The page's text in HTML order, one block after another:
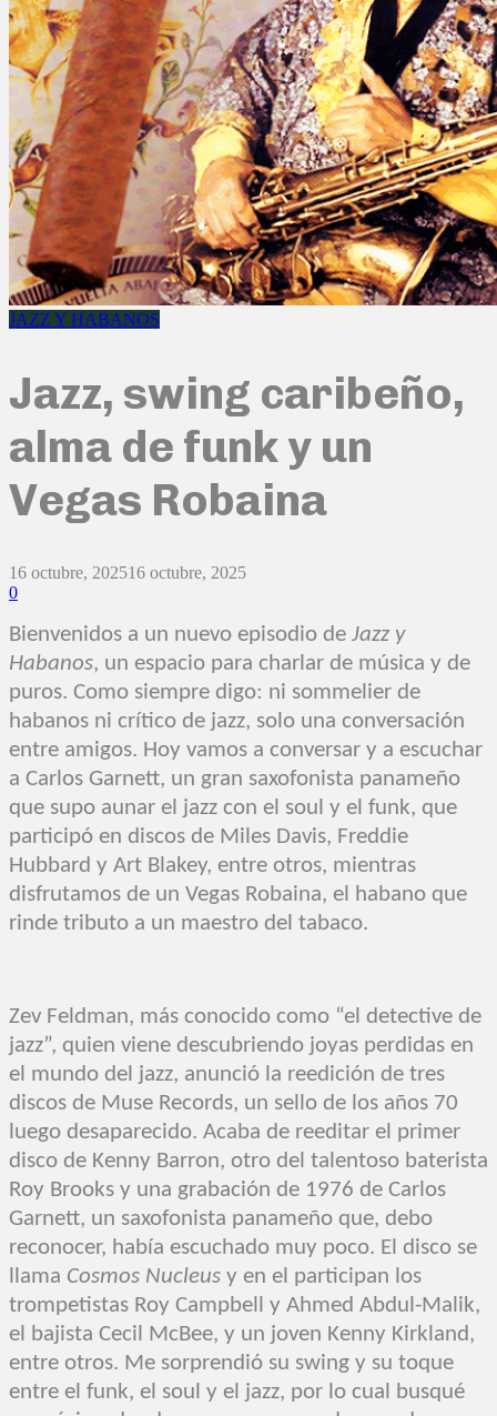
JAZZ Y HABANOS
Jazz, swing caribeño,
alma de funk y un
Vegas Robaina
16 octubre, 202516 octubre, 2025
0
Bienvenidos a un nuevo episodio de Jazz y
Habanos, un espacio para charlar de música y de
puros. Como siempre digo: ni sommelier de
habanos ni crítico de jazz, solo una conversación
entre amigos. Hoy vamos a conversar y a escuchar
a Carlos Garnett, un gran saxofonista panameño
que supo aunar el jazz con el soul y el funk, que
participó en discos de Miles Davis, Freddie
Hubbard y Art Blakey, entre otros, mientras
disfrutamos de un Vegas Robaina, el habano que
rinde tributo a un maestro del tabaco.
Zev Feldman, más conocido como “el detective de
jazz”, quien viene descubriendo joyas perdidas en
el mundo del jazz, anunció la reedición de tres
discos de Muse Records, un sello de los años 70
luego desaparecido. Acaba de reeditar el primer
disco de Kenny Barron, otro del talentoso baterista
Roy Brooks y una grabación de 1976 de Carlos
Garnett, un saxofonista panameño que, debo
reconocer, había escuchado muy poco. El disco se
llama Cosmos Nucleus y en el participan los
trompetistas Roy Campbell y Ahmed Abdul-Malik,
el bajista Cecil McBee, y un joven Kenny Kirkland,
entre otros. Me sorprendió su swing y su toque
entre el funk, el soul y el jazz, por lo cual busqué